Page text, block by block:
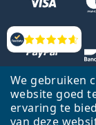
We gebruiken
website goed
ervaring te
van deze
Beoordelingen